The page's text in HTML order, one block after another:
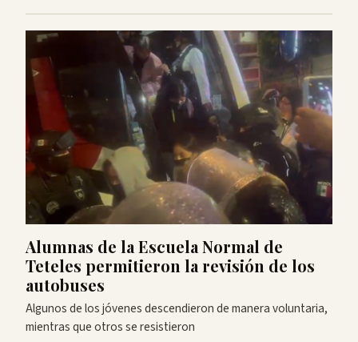
Alumnas de la Escuela Normal de
Teteles permitieron la revisión de los
autobuses
Algunos de los jóvenes descendieron de manera voluntaria,
mientras que otros se resistieron